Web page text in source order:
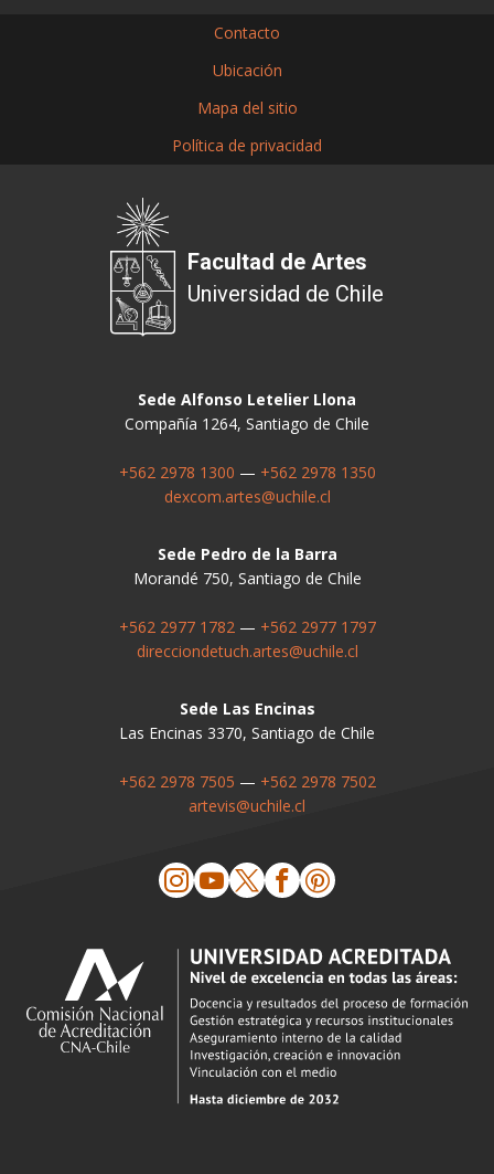
Contacto
Ubicación
Mapa del sitio
Política de privacidad
Facultad de Artes
Universidad de Chile
Sede Alfonso Letelier Llona
Compañía 1264, Santiago de Chile
+562 2978 1300 — +562 2978 1350
dexcom.artes@uchile.cl
Sede Pedro de la Barra
Morandé 750, Santiago de Chile
+562 2977 1782— +562 2977 1797
direcciondetuch.artes@uchile.cl
Sede Las Encinas
Las Encinas 3370, Santiago de Chile
+562 2978 7505 — +562 2978 7502
artevis@uchile.cl